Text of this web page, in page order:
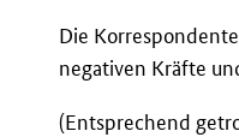
Die
negativen Kräfte
(Entsprechend